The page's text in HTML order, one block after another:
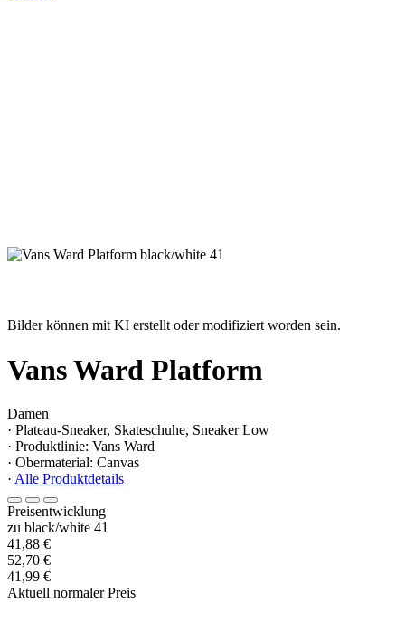
Bilder können mit KI erstellt oder modifiziert worden sein.
Vans Ward Platform
Damen
· Plateau-Sneaker, Skateschuhe, Sneaker Low
· Produktlinie: Vans Ward
· Obermaterial: Canvas
· Alle Produktdetails
Preisentwicklung
zu black/white 41
41,88 €
52,70 €
41,99 €
Aktuell normaler Preis